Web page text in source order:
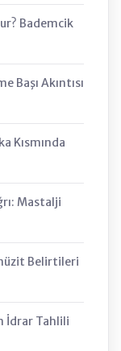
Bademcik
Başı Akıntısı
Kısmında
Mastalji
Belirtileri
İdrar Tahlili